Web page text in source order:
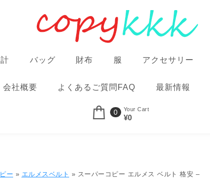
バッグ 財布 服 アクセサリー
会社概要 よくあるご質問FAQ 最新情報
0 Your Cart
¥0
ー » エルメスベルト » スーパーコピー エルメス ベルト 格安 –